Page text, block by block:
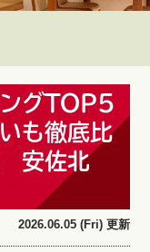
グTOP5
も徹底比
安佐北
2026.06.05 (Fri) 更新